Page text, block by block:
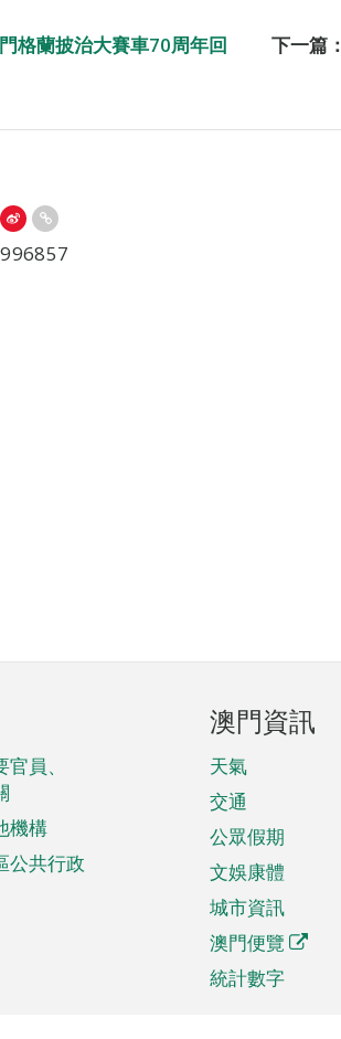
格蘭披治大賽車70周年回
下一篇：
員、
機構
公共行政
澳門資訊
天氣
交通
公眾假期
文娛康體
城市資訊
澳門便覽
統計數字